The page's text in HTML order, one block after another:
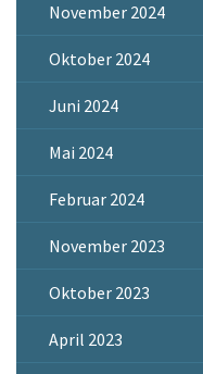
November 2024
Oktober 2024
Juni 2024
Mai 2024
Februar 2024
November 2023
Oktober 2023
April 2023